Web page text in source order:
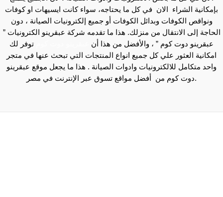
بإمكانية الشراء الان في كل ما يحتاجه، سواء كانت ايسيهات او كوفات
ونواقص الكوفات وبدائل الكوفات أو جميع إلكترونيات الصيانة ، دون
الحاجة إلى الانتقال من منزلك. هذا ما تقدمه شركة عبقرينو الكترونيات ”
عبقرينو دوت كوم ” ، والأفضل من هذا أن
توفر لك
امكانية العثور علي كل جميع انواع المنتجات التي تبحث عنها في متجر
واحد متكامل للالكترونيات وادوات الصيانة . هذا ما يجعل موقع عبقرينو
دوت كوم من أفضل مواقع تسوق عبر الإنترنت في مصر.